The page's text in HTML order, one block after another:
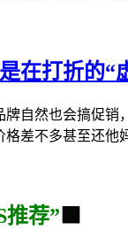
在打折的“
牌自然也会搞促
差不多甚至还他
推荐” 🟩